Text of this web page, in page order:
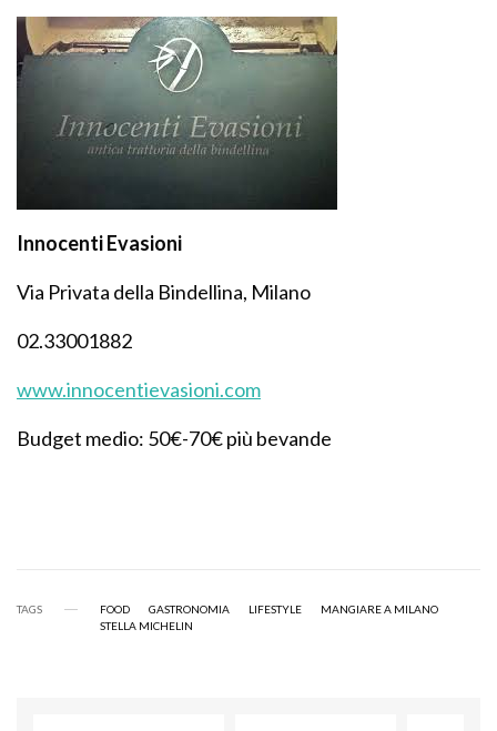
Innocenti Evasioni
Via Privata della Bindellina, Milano
02.33001882
www.innocentievasioni.com
Budget medio: 50€-70€ più bevande
TAGS FOOD GASTRONOMIA LIFESTYLE
MANGIARE A MILANO
STELLA MICHELIN